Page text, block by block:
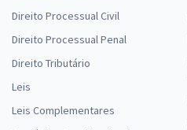
Direito Processual Civil
Direito Processual Penal
Direito Tributário
Leis
Leis Complementares